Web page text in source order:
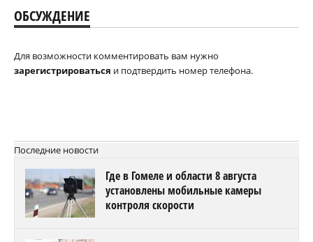
ОБСУЖДЕНИЕ
Для возможности комментировать вам нужно
зарегистрироваться и подтвердить номер телефона.
Последние новости
Где в Гомеле и области 8 августа
установлены мобильные камеры
контроля скорости